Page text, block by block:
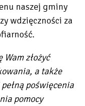
naszej gminy
wdzięczności za
złożyć
a także
poświęcenia
pomocy